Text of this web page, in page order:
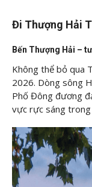
Đi Thượng Hải
Bến Thượng Hải –
Không thể bỏ qua
2026. Dòng sông
Phố Đông đương
vực rực sáng trong